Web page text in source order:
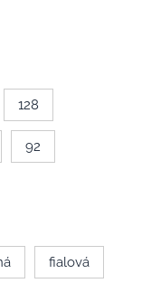
128
92
fialová